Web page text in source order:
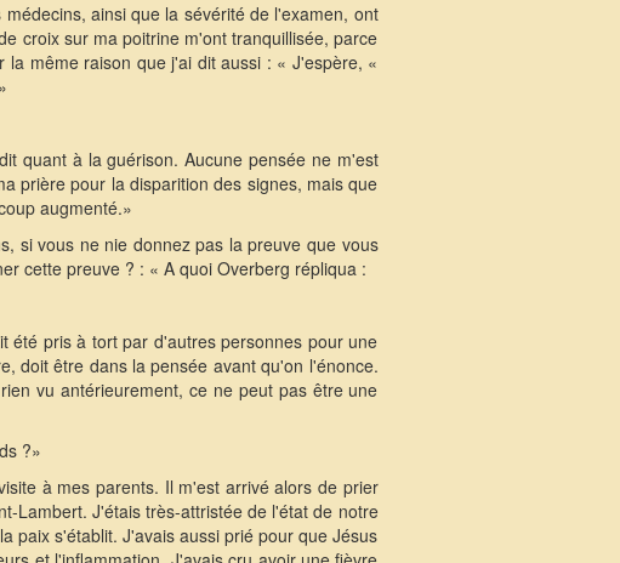
ainsi que la sévérité de l'examen, ont
croix sur ma poitrine m'ont tranquillisée, parce
même raison que j'ai dit aussi : « J'espère, «
quant à la guérison. Aucune pensée ne m'est
prière pour la disparition des signes, mais que
augmenté.»
si vous ne nie donnez pas la preuve que vous
cette preuve ? : « A quoi Overberg répliqua :
été pris à tort par d'autres personnes pour une
doit être dans la pensée avant qu'on l'énonce.
vu antérieurement, ce ne peut pas être une
?»
à mes parents. Il m'est arrivé alors de prier
Lambert. J'étais très-attristée de l'état de notre
paix s'établit. J'avais aussi prié pour que Jésus